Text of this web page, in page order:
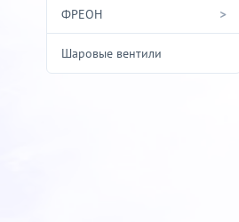
ФРЕОН >
Шаровые вентили